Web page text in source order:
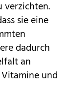
verzichten.
sie eine
dadurch
an
und